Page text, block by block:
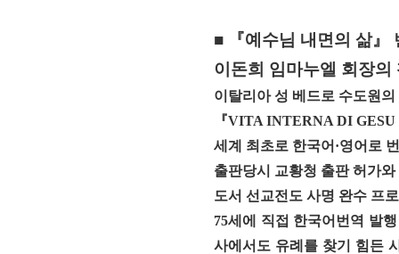
■ 『예수님 내면의 삶
이돈희 임마누엘 회장
이탈리아 성 베드로 수도원
『VITA INTERNA DI
세계 최초로 한국어·영어로
출판당시 교황청 출판 허가
도서 선교전도 사명 완수 프
75세에 직접 한국어번역 발
사에서도 유례를 찾기 힘든